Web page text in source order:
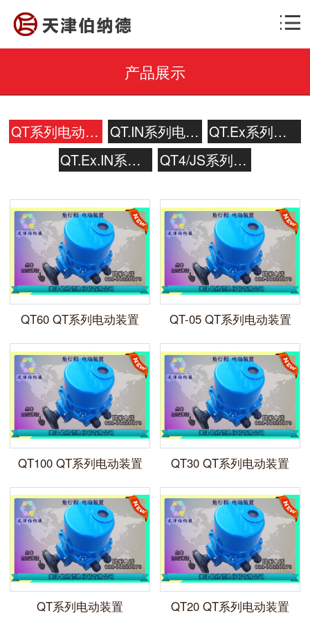
产品展示
QT系列电动装置 QT.IN系列电动装置
QT.Ex系列电动装置
QT.Ex.IN系列电动装置
QT4/JS系列电动装置
QT60 QT系列电动装置 QT-05 QT系列电动装置
QT100 QT系列电动装置 QT30 QT系列电动装置
QT系列电动装置 QT20 QT系列电动装置